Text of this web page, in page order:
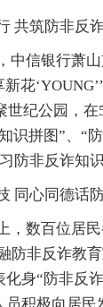
共筑防非反
中信银行萧
新花
世纪公园，
识拼图”、“
防非反诈知识
同心同德话
，数百位居
防非反诈教
身“防非反